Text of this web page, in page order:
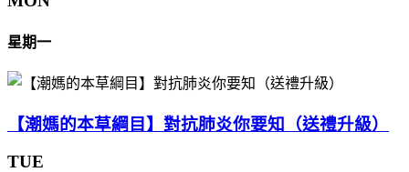
星期一
【潮媽的本草綱目】對抗肺炎你要知（送禮升級）
TUE